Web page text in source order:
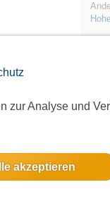
zur Analyse und
akzeptieren
Mitglieder sichtbar.